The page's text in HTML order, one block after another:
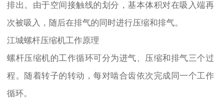
排出。由于空间接触线的划分，基本体积对在吸入端再
次被吸入，随后在排气的同时进行压缩和排气。
江城螺杆压缩机工作原理
螺杆压缩机的工作循环可分为进气、压缩和排气三个过
程。随着转子的转动，每对啮合齿依次完成同一个工作
循环。